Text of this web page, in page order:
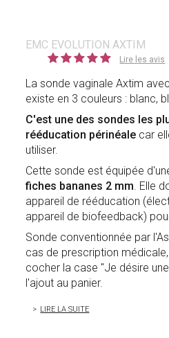
EMC EVOLUTION AXTIM
Lire les avis
La sonde vaginale Axtim avec
existe en 3 couleurs : blanc,
C'est une des sondes les
rééducation périnéale car
utiliser.
Cette sonde est équipée
fiches bananes 2 mm . Elle
appareil de rééducation
appareil de biofeedback)
Sonde conventionnée par
cas de prescription
cocher la case "Je désire
l'ajout au panier.
LIRE LA SUITE